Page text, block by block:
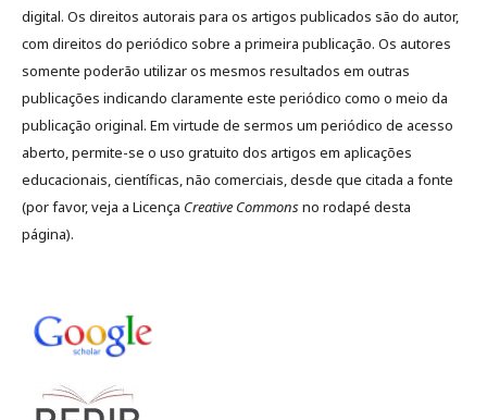
digital. Os direitos autorais para os artigos publicados são do autor,
com direitos do periódico sobre a primeira publicação. Os autores
somente poderão utilizar os mesmos resultados em outras
publicações indicando claramente este periódico como o meio da
publicação original. Em virtude de sermos um periódico de acesso
aberto, permite-se o uso gratuito dos artigos em aplicações
educacionais, científicas, não comerciais, desde que citada a fonte
(por favor, veja a Licença Creative Commonsno rodapé desta
página).